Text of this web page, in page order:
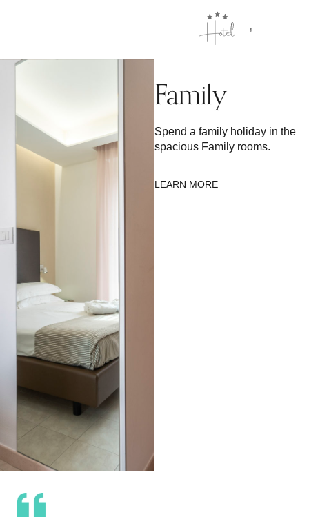
Family
Spend a family holiday in the
spacious Family rooms.
LEARN MORE